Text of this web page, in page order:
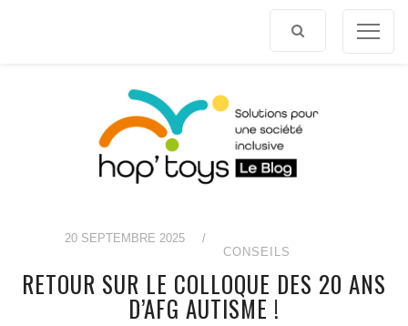
20 SEPTEMBRE 2025
/
CONSEILS
RETOUR SUR LE COLLOQUE DES 20 ANS
D’AFG AUTISME !